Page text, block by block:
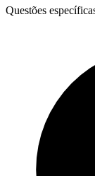
Questões